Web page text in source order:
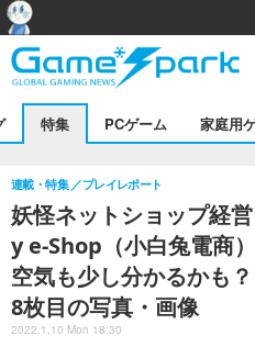
特集 PCゲーム 家庭用
妖怪ネットショップ経
y e-Shop（小白兔電商
空気も少し分かるかも
8枚目の写真・画像
連載・特集 プレイレポート
2022.1.10 Mon 18:30